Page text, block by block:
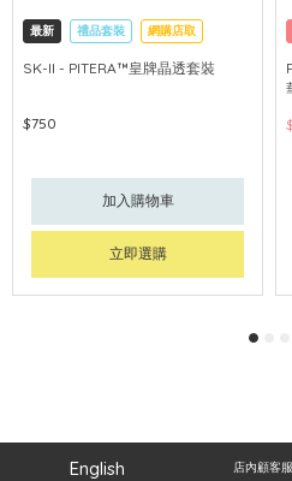
最新 禮品套裝 網購店取
可中國內地配送
SK-II - PITERA™皇牌晶透套裝
$750
加入購物車
立即選購
English 店內顧客